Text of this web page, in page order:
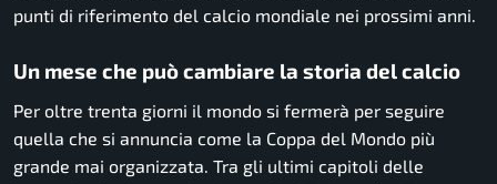
punti di riferimento del calcio mondiale nei prossimi anni.
Un mese che può cambiare la storia del calcio
Per oltre trenta giorni il mondo si fermerà per seguire
quella che si annuncia come la Coppa del Mondo più
grande mai organizzata. Tra gli ultimi capitoli delle